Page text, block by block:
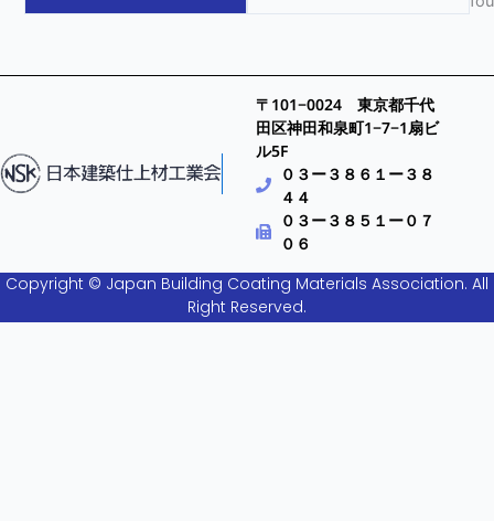
〒101−0024 東京都千代
田区神田和泉町1−7−1扇ビ
ル5F
０３ー３８６１ー３８
４４
０３ー３８５１ー０７
０６
Copyright © Japan Building Coating Materials Association. All
Right Reserved.